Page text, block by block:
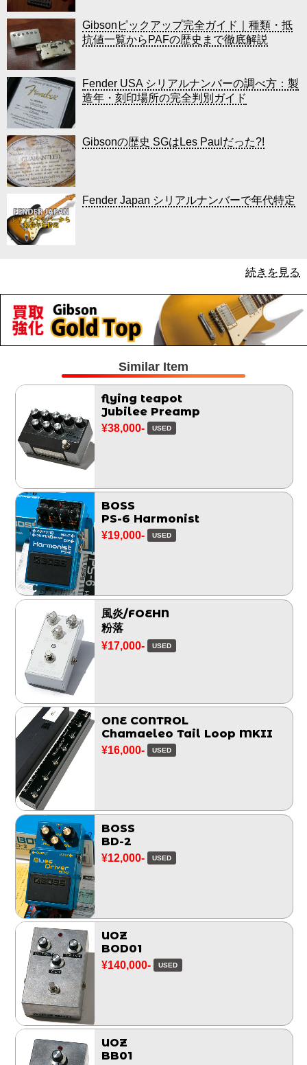
Gibsonピックアップ完全ガイド｜種類・抵
抗値一覧からPAFの歴史まで徹底解説
Fender USA シリアルナンバーの調べ方：製
造年・刻印場所の完全判別ガイド
Gibsonの歴史 SGはLes Paulだった?!
Fender Japan シリアルナンバーで年代特定
続きを見る
Similar Item
flying teapot
Jubilee Preamp
¥38,000- USED
BOSS
PS-6 Harmonist
¥19,000- USED
風炎/FOEHN
粉落
¥17,000- USED
ONE CONTROL
Chamaeleo Tail Loop MKII
¥16,000- USED
BOSS
BD-2
¥12,000- USED
UOZ
BOD01
¥140,000- USED
UOZ
BB01